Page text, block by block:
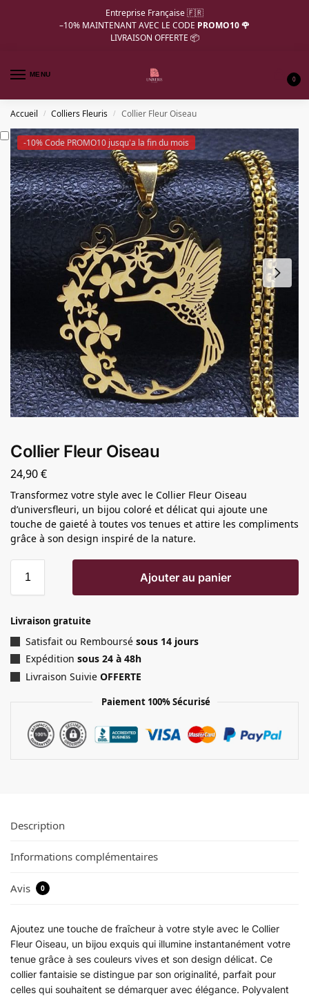
Entreprise Française 🇫🇷
–10% MAINTENANT AVEC LE CODE PROMO10 🌹
LIVRAISON OFFERTE 📦
MENU
0
Accueil / Colliers Fleuris / Collier Fleur Oiseau
-10% Code PROMO10 jusqu'a la fin du mois
Collier Fleur Oiseau
24,90€
Transformez votre style avec le Collier Fleur Oiseau
d’universfleuri, un bijou coloré et délicat qui ajoute une
touche de gaieté à toutes vos tenues et attire les compliments
grâce à son design inspiré de la nature.
Ajouter au panier
Livraison gratuite
Satisfait ou Remboursé sous 14 jours
Expédition sous 24 à 48h
Livraison Suivie OFFERTE
Paiement 100% Sécurisé
Description
Informations complémentaires
Avis 0
Ajoutez une touche de fraîcheur à votre style avec le Collier
Fleur Oiseau, un bijou exquis qui illumine instantanément votre
tenue grâce à ses couleurs vives et son design délicat. Ce
collier fantaisie se distingue par son originalité, parfait pour
celles qui souhaitent se démarquer avec élégance. Polyvalent